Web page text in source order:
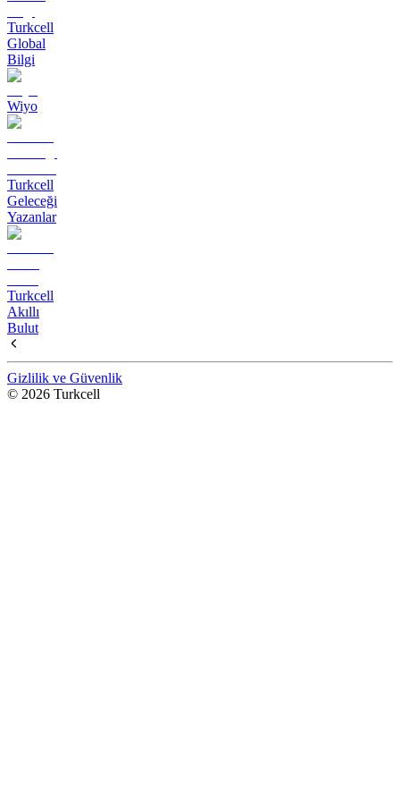
Turkcell
Global
Bilgi
Wiyo
Turkcell
Geleceği
Yazanlar
Turkcell
Akıllı
Bulut
Gizlilik ve Güvenlik
© 2026 Turkcell